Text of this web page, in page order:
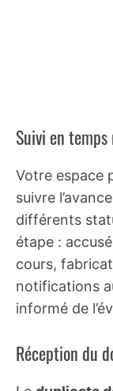
Suivi en temps
Votre espace
suivre
différents
étape :
cours,
notifications
informé de
Réception du